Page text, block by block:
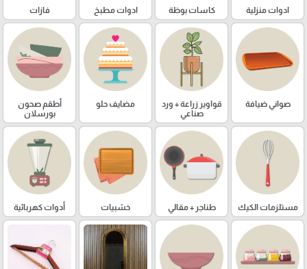
ادوات منزلية كاسات بوظة ادوات مطبخ فازات
صواني ضيافة
قواوير زراعة + ورد
صناعي
مضايف حلو
أطقم صحون
بورسلان
مستلزمات الكيك طناجر + مقالي خشبيات أدوات كهربائية